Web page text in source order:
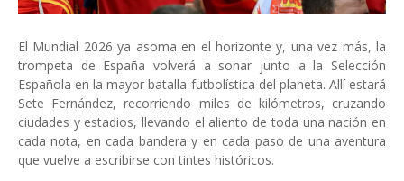
El Mundial 2026 ya asoma en el horizonte y, una vez más, la
trompeta de España volverá a sonar junto a la Selección
Española en la mayor batalla futbolística del planeta. Allí estará
Sete Fernández, recorriendo miles de kilómetros, cruzando
ciudades y estadios, llevando el aliento de toda una nación en
cada nota, en cada bandera y en cada paso de una aventura
que vuelve a escribirse con tintes históricos.